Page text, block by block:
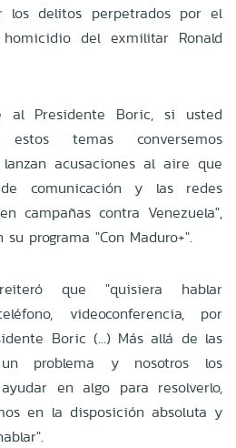
los delitos perpetrados por el
del exmilitar Ronald
al Presidente Boric, si usted
temas conversemos
acusaciones al aire que
comunicación y las redes
campañas contra Venezuela",
programa "Con Maduro+".
que "quisiera hablar
videoconferencia, por
Boric (...) Más allá de las
problema y nosotros los
en algo para resolverlo,
en la disposición absoluta y